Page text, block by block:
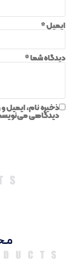
ایمیل*
دیدگاه شما*
ذخیره نام، ایمیل
دیدگاهی